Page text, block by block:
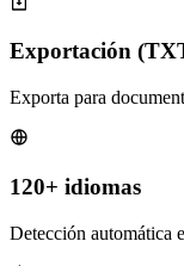
Exportación
Exporta para
120+ idiomas
Detección automática